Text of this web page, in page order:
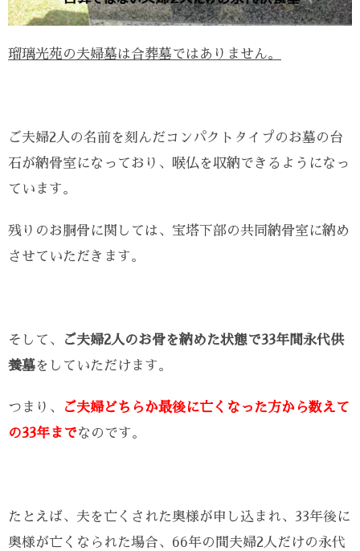
瑠璃光苑の夫婦墓は合葬墓ではありません。
ご夫婦2人の名前を刻んだコンパクトタイプのお墓の台
石が納骨室になっており、喉仏を収納できるようになっ
ています。
残りのお胴骨に関しては、宝塔下部の共同納骨室に納め
させていただきます。
そして、
ご夫婦2人のお骨を納めた状態で33年間永代供
養墓をしていただけます。
つまり、
ご夫婦どちらか最後に亡くなった方から数えて
の33年までなのです。
たとえば、夫を亡くされた奥様が申し込まれ、33年後に
奥様が亡くなられた場合、66年の間夫婦2人だけの永代